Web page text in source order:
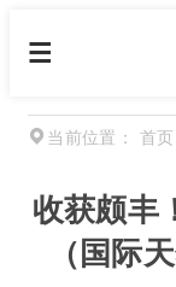
当前位置： 首页
收获颇丰
（国际